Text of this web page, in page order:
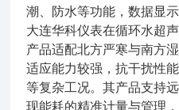
潮、防水等功能，数据显
大连华科仪表在循环水超
产品适配北方严寒与南方
适应能力较强，抗干扰性
等复杂工况。其产品支持
现能耗的精准计量与管理